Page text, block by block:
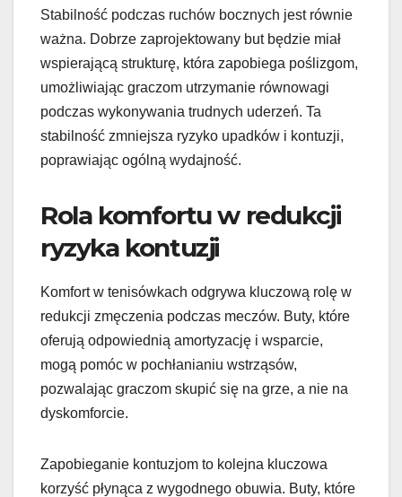
Stabilność podczas ruchów bocznych jest równie
ważna. Dobrze zaprojektowany but będzie miał
wspierającą strukturę, która zapobiega poślizgom,
umożliwiając graczom utrzymanie równowagi
podczas wykonywania trudnych uderzeń. Ta
stabilność zmniejsza ryzyko upadków i kontuzji,
poprawiając ogólną wydajność.
Rola komfortu w redukcji
ryzyka kontuzji
Komfort w tenisówkach odgrywa kluczową rolę w
redukcji zmęczenia podczas meczów. Buty, które
oferują odpowiednią amortyzację i wsparcie,
mogą pomóc w pochłanianiu wstrząsów,
pozwalając graczom skupić się na grze, a nie na
dyskomforcie.
Zapobieganie kontuzjom to kolejna kluczowa
korzyść płynąca z wygodnego obuwia. Buty, które